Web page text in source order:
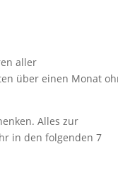
aller
über einen Monat
Alles zur
in den folgenden 7